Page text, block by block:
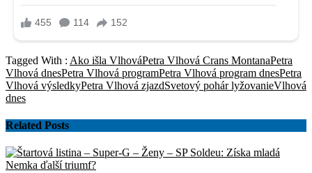
Tagged With : Ako išla VlhováPetra Vlhová Crans MontanaPetra
Vlhová dnesPetra Vlhová programPetra Vlhová program dnesPetra
Vlhová výsledkyPetra Vlhová zjazdSvetový pohár lyžovanieVlhová
dnes
Related Posts